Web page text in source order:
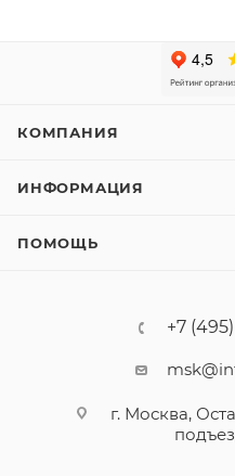
КОМПАНИЯ
ИНФОРМАЦИЯ
ПОМОЩЬ
+7
г. Москва,